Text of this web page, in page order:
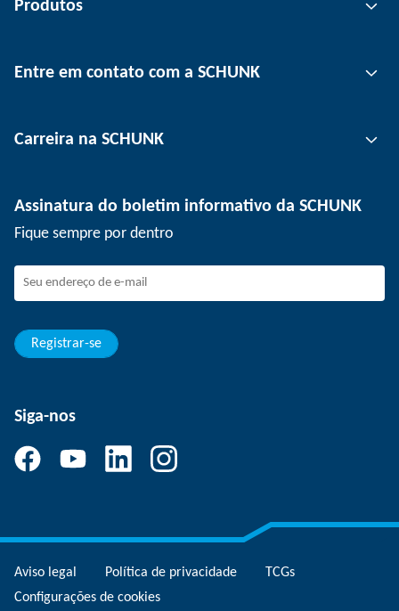
Produtos
Tecnologia de automação
Tecnologia de fixação de peças
Entre em contato com a SCHUNK
Unidades
Eventos
Carreira na SCHUNK
SCHUNK como empregador
Como fazer parte da SCHUNK
Suas vantagens
Assinatura do boletim informativo da SCHUNK
Fique sempre por dentro
Registrar-se
Siga-nos
Aviso legal Política de privacidade
TCGs
Configurações de cookies